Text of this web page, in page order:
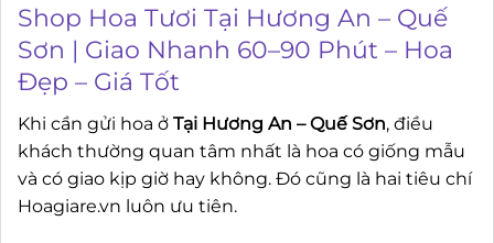
Shop Hoa Tươi Tại Hương An – Quế
Sơn | Giao Nhanh 60–90 Phút – Hoa
Đẹp – Giá Tốt
Khi cần gửi hoa ở Tại Hương An – Quế Sơn, điều
khách thường quan tâm nhất là hoa có giống mẫu
và có giao kịp giờ hay không. Đó cũng là hai tiêu chí
Hoagiare.vn luôn ưu tiên.